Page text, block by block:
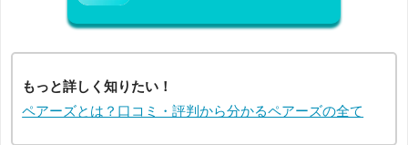
もっと詳しく知りたい！
ペアーズとは？口コミ・評判から分かるペアーズの全て